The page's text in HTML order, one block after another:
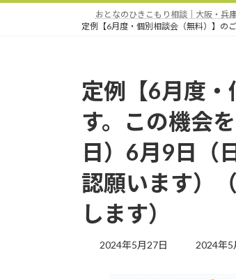
おとなのひきこもり相談｜大阪・兵
定例【6月度・個別相談会（無料）】の
定例【6月度
す。この機会
日）6月9日（
認願います）
します）
2024年5月27日 2024年5